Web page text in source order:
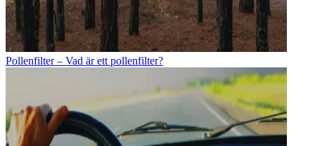
Pollenfilter – Vad är ett pollenfilter?